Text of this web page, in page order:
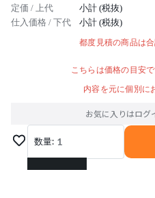
定価 / 上代 小計 (税抜)
仕入価格 / 下代 小計 (税抜)
都度見積の商品は
こちらは価格の目安
内容を元に個別に
お気に入りはログ
数量: 1
1